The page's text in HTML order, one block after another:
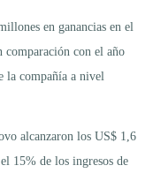
en ganancias en el
comparación con el año
la compañía a nivel
alcanzaron los US$ 1,6
15% de los ingresos de